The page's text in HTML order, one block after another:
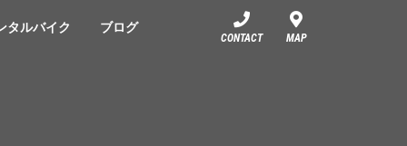
タルバイク ブログ
CONTACT MAP